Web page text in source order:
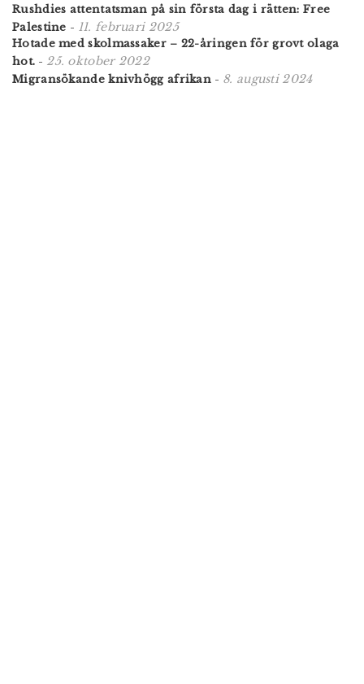
Rushdies attentatsman på sin första dag i rätten: Free
Palestine - 11. februari 2025
Hotade med skolmassaker – 22-åringen för grovt olaga
hot. - 25. oktober 2022
Migransökande knivhögg afrikan - 8. augusti 2024